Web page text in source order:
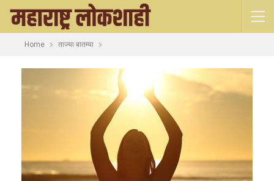
Home ताज्या बातम्या